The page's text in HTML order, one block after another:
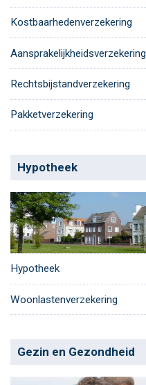
Kostbaarhedenverzekering
Aansprakelijkheidsverzekering
Rechtsbijstandverzekering
Pakketverzekering
Hypotheek
Hypotheek
Woonlastenverzekering
Gezin en Gezondheid